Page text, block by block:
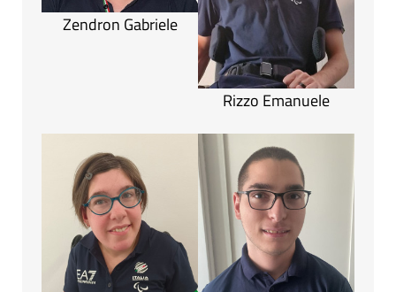
Zendron Gabriele
Rizzo Emanuele